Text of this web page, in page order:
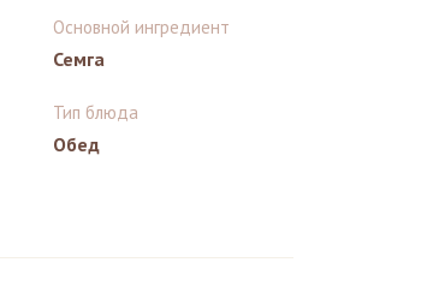
Основной ингредиент
Семга
Тип блюда
Обед